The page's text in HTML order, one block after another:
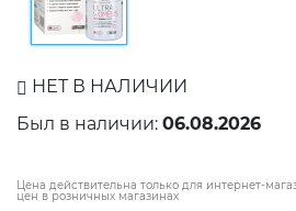
НЕТ В НАЛИЧИИ
Был в наличии: 06.08.2026
Цена действительна только для интернет-
цен в розничных магазинах